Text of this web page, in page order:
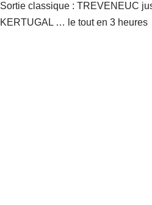
Sortie classique : TREVENEUC
KERTUGAL … le tout en 3 heures